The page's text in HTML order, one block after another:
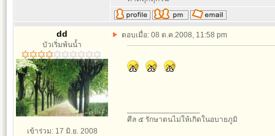
dd
บัวเริ่มพ้นน้ำ
เข้าร่วม: 17 มิ.ย. 2008
ตอบเมื่อ: 08 ต.ค.2008, 11:58 pm
ศีล ๕ รักษาตนไม่ให้เกิดในอบายภูมิ